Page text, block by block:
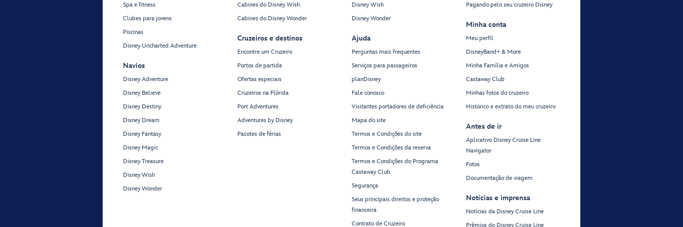
Spa e fitness
Clubes para jovens
Piscinas
Disney Uncharted Adventure
Navios
Disney Adventure
Disney Believe
Disney Destiny
Disney Dream
Disney Fantasy
Disney Magic
Disney Treasure
Disney Wish
Disney Wonder
Cabines do Disney Wish
Cabines do Disney Wonder
Cruzeiros e destinos
Encontre um Cruzeiro
Portos de partida
Ofertas especiais
Cruzeiros na Flórida
Port Adventures
Adventures by Disney
Pacotes de férias
Disney Wish
Disney Wonder
Ajuda
Perguntas mais frequentes
Serviços para passageiros
planDisney
Fale conosco
Visitantes portadores de deficiência
Mapa do site
Termos e Condições do site
Termos e Condições da reserva
Termos e Condições do Programa
Castaway Club
Segurança
Seus principais direitos e proteção
financeira
Contrato de Cruzeiro
Pagando pelo seu cruzeiro Disney
Minha conta
Meu perfil
DisneyBand+ & More
Minha Família e Amigos
Castaway Club
Minhas fotos do cruzeiro
Histórico e extrato do meu cruzeiro
Antes de ir
Aplicativo Disney Cruise Line
Navigator
Fotos
Documentação de viagem
Notícias e imprensa
Notícias da Disney Cruise Line
Prêmios do Disney Cruise Line